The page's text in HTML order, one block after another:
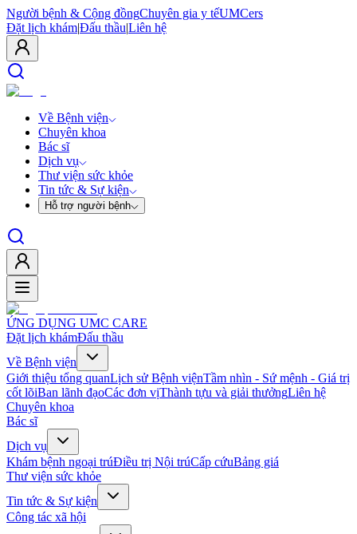
Người bệnh & Cộng đồngChuyên gia y tếUMCers
Đặt lịch khám|Đấu thầu|Liên hệ
Về Bệnh viện
Chuyên khoa
Bác sĩ
Dịch vụ
Thư viện sức khỏe
Tin tức & Sự kiện
Hỗ trợ người bệnh
ỨNG DỤNG UMC CARE
Đặt lịch khámĐấu thầu
Về Bệnh viện
Giới thiệu tổng quanLịch sử Bệnh việnTầm nhìn - Sứ mệnh - Giá trị
cốt lõiBan lãnh đạoCác đơn vịThành tựu và giải thưởngLiên hệ
Chuyên khoa
Bác sĩ
Dịch vụ
Khám bệnh ngoại trúĐiều trị Nội trúCấp cứuBảng giá
Thư viện sức khỏe
Tin tức & Sự kiện
Công tác xã hội